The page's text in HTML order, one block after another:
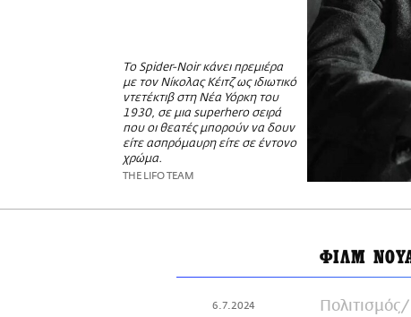
Το Spider-Noir κάνει πρεμιέρα
με τον Νίκολας Κέιτζ ως ιδιωτικό
ντετέκτιβ στη Νέα Υόρκη του
1930, σε μια superhero σειρά
που οι θεατές μπορούν να δουν
είτε ασπρόμαυρη είτε σε έντονο
χρώμα.
THE LIFO TEAM
ΦΙΛΜ
6.7.2024 Πολιτισμός